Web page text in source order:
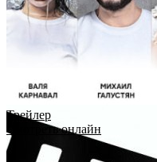
Трейлер
Смотреть онлайн